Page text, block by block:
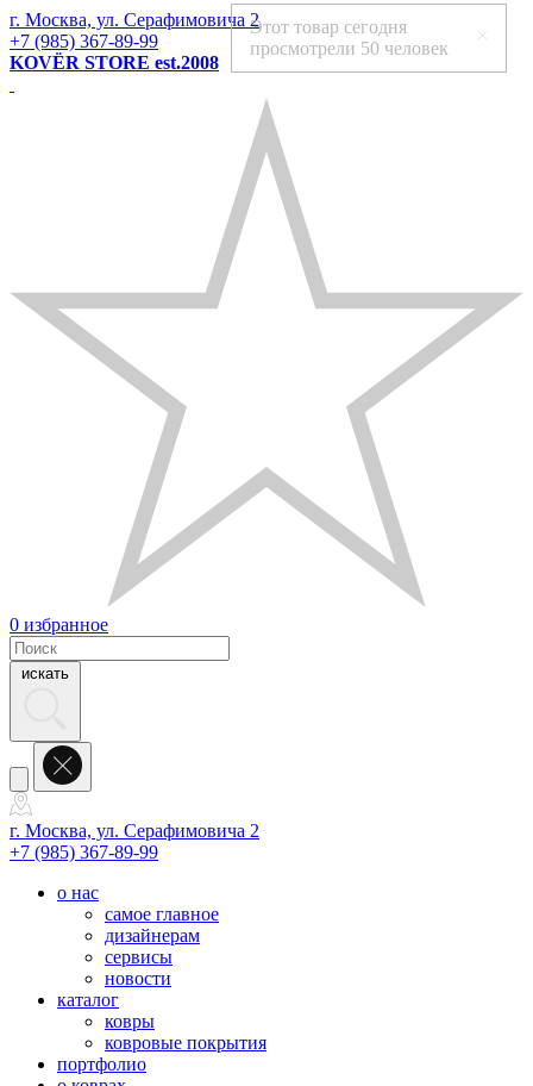
г. Москва, ул. Серафимовича 2
+7 (985) 367-89-99
KOVЁR STORE est.2008
0 избранное
г. Москва, ул. Серафимовича 2
+7 (985) 367-89-99
о нас
самое главное
дизайнерам
сервисы
новости
каталог
ковры
ковровые покрытия
портфолио
Этот товар сегодня
просмотрели 50 человек